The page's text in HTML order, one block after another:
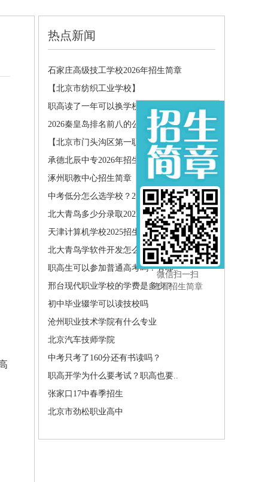
热点新闻
石家庄高级技工学校2026年招生简章
【北京市纺织工业学校】
职高读了一年可以换学校吗?转学需..
2026秦皇岛排名前八的公办中职学..
【北京市门头沟区第一职业高中】
承德北辰中专2026年招生简章
涿州职教中心招生简章
中考低分怎么选学校？2026年最新..
北大青鸟多少分录取2022
天津计算机学校2025招生简章
北大青鸟学软件开发怎么样?北大青..
职高生可以参加普通高考吗？有哪..
邢台现代职业学校的学费是多少？
初中毕业辍学可以读技校吗
沧州职业技术学院有什么专业
北京汽车技师学院
中考只考了160分还有书读吗？
职高开学为什么要考试？职高也要..
张家口17中春季招生
北京市劲松职业高中
微信扫一扫
查看招生简章